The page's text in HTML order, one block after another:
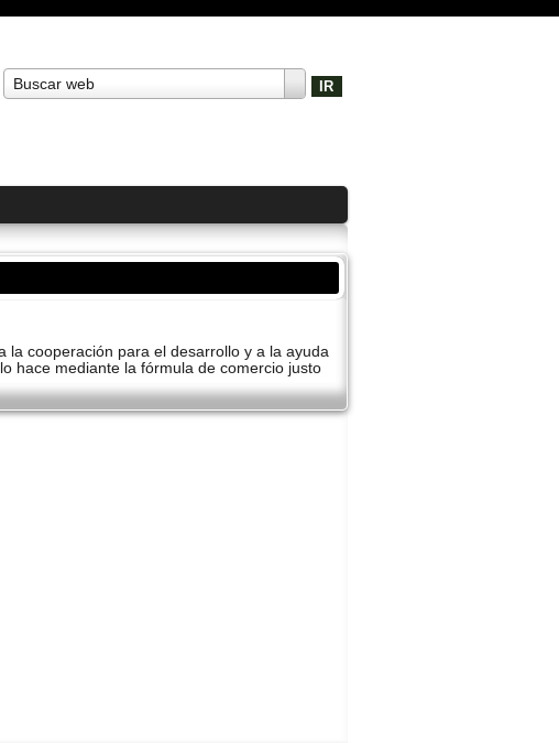
Buscar web
la cooperación para el desarrollo y a la ayuda
hace mediante la fórmula de comercio justo